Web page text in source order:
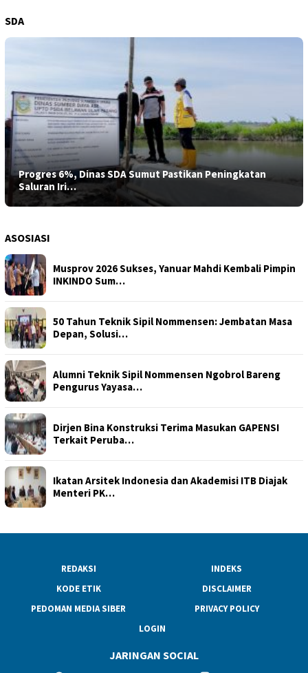
SDA
Progres 6%, Dinas SDA Sumut Pastikan Peningkatan
Saluran Iri…
ASOSIASI
Musprov 2026 Sukses, Yanuar Mahdi Kembali Pimpin
INKINDO Sum…
50 Tahun Teknik Sipil Nommensen: Jembatan Masa
Depan, Solusi…
Alumni Teknik Sipil Nommensen Ngobrol Bareng
Pengurus Yayasa…
Dirjen Bina Konstruksi Terima Masukan GAPENSI
Terkait Peruba…
Ikatan Arsitek Indonesia dan Akademisi ITB Diajak
Menteri PK…
REDAKSI
INDEKS
KODE ETIK
DISCLAIMER
PEDOMAN MEDIA SIBER
PRIVACY POLICY
LOGIN
JARINGAN SOCIAL